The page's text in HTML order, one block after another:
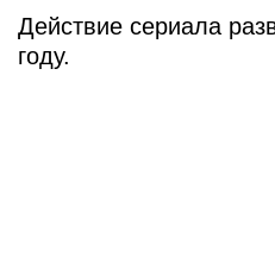
Действие сериала
году.